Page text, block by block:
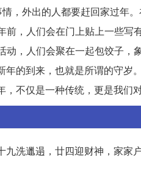
，外出的人都要赶回家过年
，人们会在门上贴上一些
，人们会聚在一起包饺子，
的到来，也就是所谓的守岁
不仅是一种传统，更是我们
洗邋遢，廿四迎财神，家家